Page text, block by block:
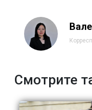
Смотрите